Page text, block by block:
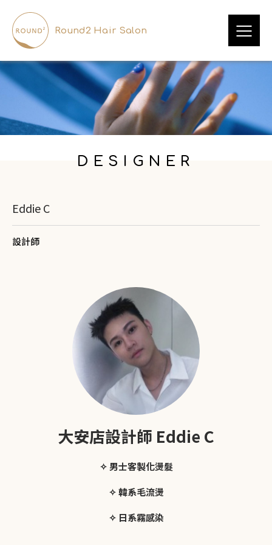
DESIGNER
Eddie C
設計師
大安店設計師 Eddie C
✧ 男士客製化燙髮
✧ 韓系毛流燙
✧ 日系霧感染
Round2 Hair Salon